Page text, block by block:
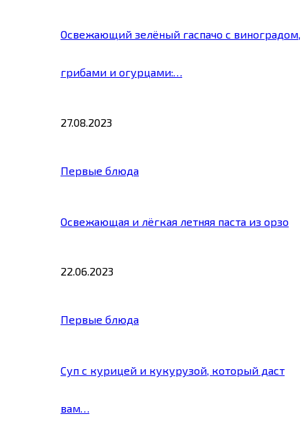
Освежающий зелёный гаспачо с виноградом,
грибами и огурцами:…
27.08.2023
Первые блюда
Освежающая и лёгкая летняя паста из орзо
22.06.2023
Первые блюда
Суп с курицей и кукурузой, который даст
вам…